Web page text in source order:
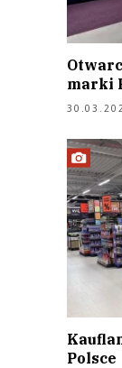
marki
Polsce